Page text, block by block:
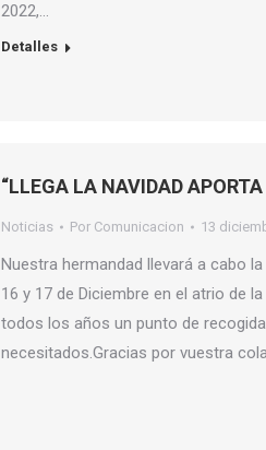
2022,…
Detalles
“LLEGA LA NAVIDAD
Noticias Por Comunicacion 13
Nuestra hermandad llevará a cabo
16 y 17 de Diciembre en el atrio de
todos los años un punto de
necesitados.Gracias por vuestra